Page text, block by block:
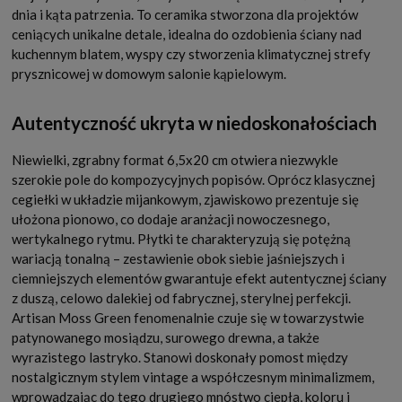
dnia i kąta patrzenia. To ceramika stworzona dla projektów
ceniących unikalne detale, idealna do ozdobienia ściany nad
kuchennym blatem, wyspy czy stworzenia klimatycznej strefy
prysznicowej w domowym salonie kąpielowym.
Autentyczność ukryta w niedoskonałościach
Niewielki, zgrabny format 6,5x20 cm otwiera niezwykle
szerokie pole do kompozycyjnych popisów. Oprócz klasycznej
cegiełki w układzie mijankowym, zjawiskowo prezentuje się
ułożona pionowo, co dodaje aranżacji nowoczesnego,
wertykalnego rytmu. Płytki te charakteryzują się potężną
wariacją tonalną – zestawienie obok siebie jaśniejszych i
ciemniejszych elementów gwarantuje efekt autentycznej ściany
z duszą, celowo dalekiej od fabrycznej, sterylnej perfekcji.
Artisan Moss Green fenomenalnie czuje się w towarzystwie
patynowanego mosiądzu, surowego drewna, a także
wyrazistego lastryko. Stanowi doskonały pomost między
nostalgicznym stylem vintage a współczesnym minimalizmem,
wprowadzając do tego drugiego mnóstwo ciepła, koloru i